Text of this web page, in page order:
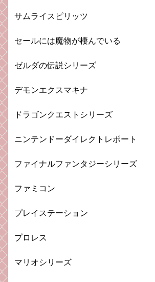
サムライスピリッツ
セールには魔物が棲んでいる
ゼルダの伝説シリーズ
デモンエクスマキナ
ドラゴンクエストシリーズ
ニンテンドーダイレクトレポート
ファイナルファンタジーシリーズ
ファミコン
プレイステーション
プロレス
マリオシリーズ